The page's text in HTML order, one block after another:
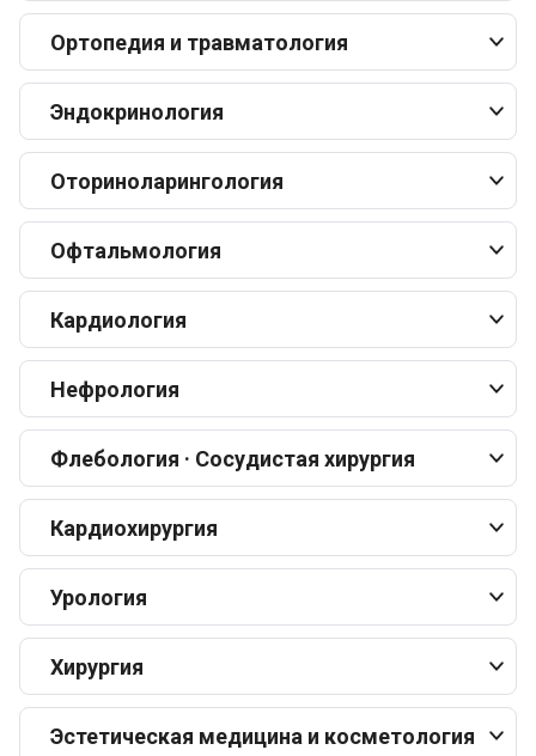
Ортопедия и травматология
Эндокринология
Оториноларингология
Офтальмология
Кардиология
Нефрология
Флебология · Сосудистая хирургия
Кардиохирургия
Урология
Хирургия
Эстетическая медицина и косметология